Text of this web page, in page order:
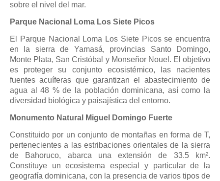
sobre el nivel del mar.
Parque Nacional Loma Los Siete Picos
El Parque Nacional Loma Los Siete Picos se encuentra
en la sierra de Yamasá, provincias Santo Domingo,
Monte Plata, San Cristóbal y Monseñor Nouel. El objetivo
es proteger su conjunto ecosistémico, las nacientes
fuentes acuíferas que garantizan el abastecimiento de
agua al 48 % de la población dominicana, así como la
diversidad biológica y paisajística del entorno.
Monumento Natural Miguel Domingo Fuerte
Constituido por un conjunto de montañas en forma de T,
pertenecientes a las estribaciones orientales de la sierra
de Bahoruco, abarca una extensión de 33.5 km².
Constituye un ecosistema especial y particular de la
geografía dominicana, con la presencia de varios tipos de